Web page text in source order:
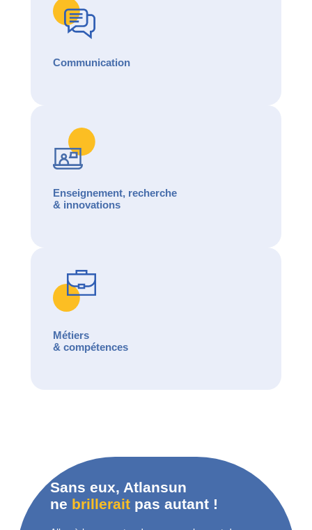
Communication
Enseignement, recherche
& innovations
Métiers
& compétences
Sans eux, Atlansun
ne brillerait pas autant !